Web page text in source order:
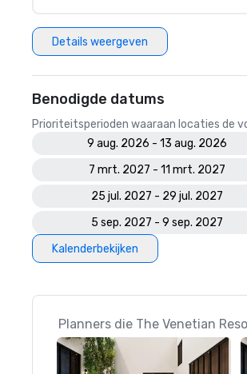
Details weergeven
Benodigde datums
Prioriteitsperioden waaraan locaties de
9 aug. 2026 - 13 aug. 2026
7 mrt. 2027 - 11 mrt. 2027
25 jul. 2027 - 29 jul. 2027
5 sep. 2027 - 9 sep. 2027
Kalenderbekijken
Planners die The Venetian